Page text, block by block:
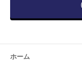
ホーム